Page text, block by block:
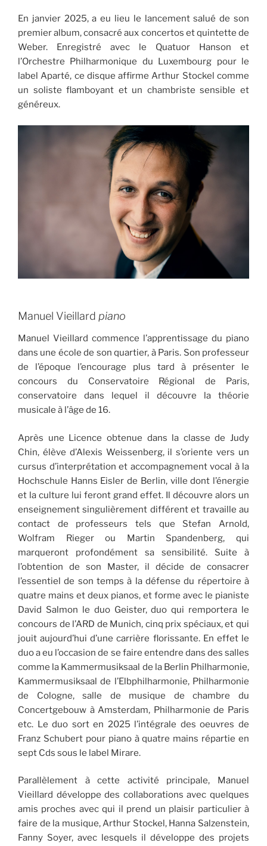
En janvier 2025, a eu lieu le lancement salué de son
premier album, consacré aux concertos et quintette de
Weber. Enregistré avec le Quatuor Hanson et
l’Orchestre Philharmonique du Luxembourg pour le
label Aparté, ce disque affirme Arthur Stockel comme
un soliste flamboyant et un chambriste sensible et
généreux.
Manuel Vieillard piano
Manuel Vieillard commence l’apprentissage du piano
dans une école de son quartier, à Paris. Son professeur
de l’époque l’encourage plus tard à présenter le
concours du Conservatoire Régional de Paris,
conservatoire dans lequel il découvre la théorie
musicale à l’âge de 16.
Après une Licence obtenue dans la classe de Judy
Chin, élève d’Alexis Weissenberg, il s’oriente vers un
cursus d’interprétation et accompagnement vocal à la
Hochschule Hanns Eisler de Berlin, ville dont l’énergie
et la culture lui feront grand effet. Il découvre alors un
enseignement singulièrement différent et travaille au
contact de professeurs tels que Stefan Arnold,
Wolfram Rieger ou Martin Spandenberg, qui
marqueront profondément sa sensibilité. Suite à
l’obtention de son Master, il décide de consacrer
l’essentiel de son temps à la défense du répertoire à
quatre mains et deux pianos, et forme avec le pianiste
David Salmon le duo Geister, duo qui remportera le
concours de l’ARD de Munich, cinq prix spéciaux, et qui
jouit aujourd’hui d’une carrière florissante. En effet le
duo a eu l’occasion de se faire entendre dans des salles
comme la Kammermusiksaal de la Berlin Philharmonie,
Kammermusiksaal de l’Elbphilharmonie, Philharmonie
de Cologne, salle de musique de chambre du
Concertgebouw à Amsterdam, Philharmonie de Paris
etc. Le duo sort en 2025 l’intégrale des oeuvres de
Franz Schubert pour piano à quatre mains répartie en
sept Cds sous le label Mirare.
Parallèlement à cette activité principale, Manuel
Vieillard développe des collaborations avec quelques
amis proches avec qui il prend un plaisir particulier à
faire de la musique, Arthur Stockel, Hanna Salzenstein,
Fanny Soyer, avec lesquels il développe des projets